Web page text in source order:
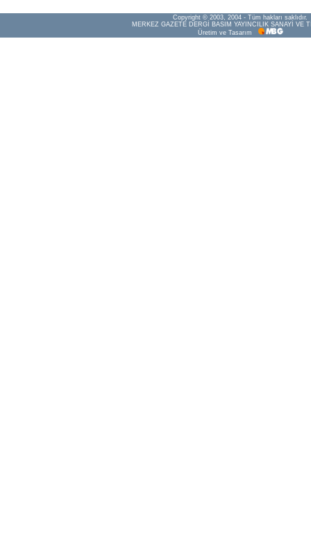
Copyright © 2003, 2004 - Tüm hakları saklıdır.
MERKEZ GAZETE DERGİ BASIM YAYINCILIK SANAYİ VE
Üretim ve Tasarım